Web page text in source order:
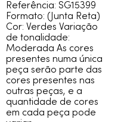
Referência: SG15399
Formato: (Junta Reta)
Cor: Verdes Variação
de tonalidade:
Moderada As cores
presentes numa única
peça serão parte das
cores presentes nas
outras peças, e a
quantidade de cores
em cada peça pode